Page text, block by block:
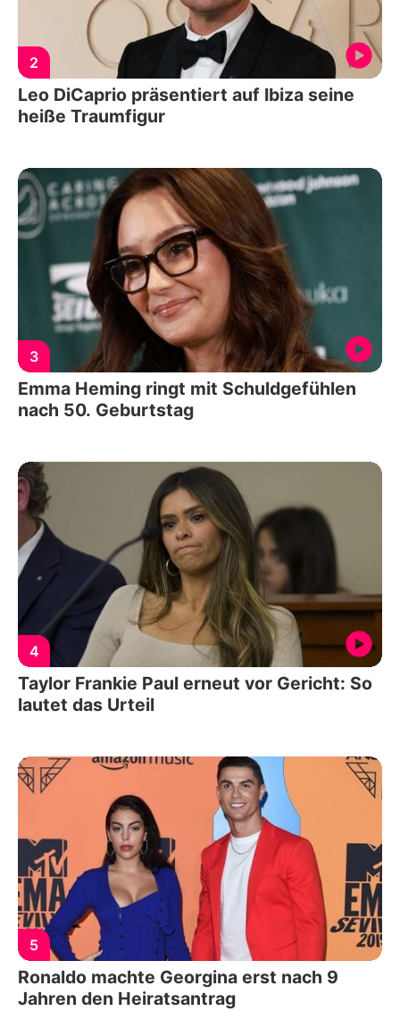
2
Leo DiCaprio präsentiert auf Ibiza seine
heiße Traumfigur
3
Emma Heming ringt mit Schuldgefühlen
nach 50. Geburtstag
4
Taylor Frankie Paul erneut vor Gericht: So
lautet das Urteil
5
Ronaldo machte Georgina erst nach 9
Jahren den Heiratsantrag